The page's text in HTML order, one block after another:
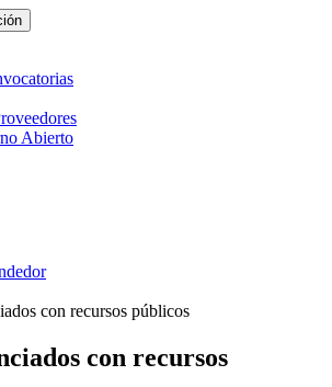
Abierto
con recursos públicos
con recursos